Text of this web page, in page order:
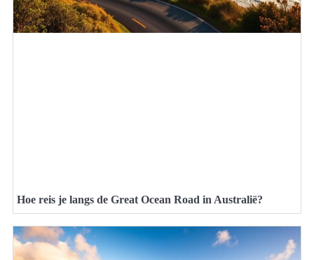
Hoe reis je langs de Great Ocean Road in Australië?